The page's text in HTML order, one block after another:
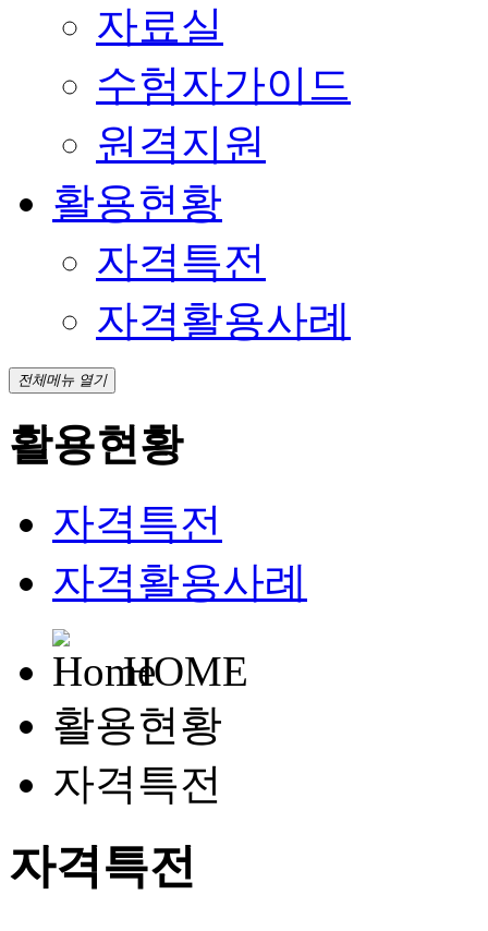
자료실
수험자가이드
원격지원
활용현황
자격특전
자격활용사례
전체메뉴 열기
활용현황
자격특전
자격활용사례
HOME
활용현황
자격특전
자격특전